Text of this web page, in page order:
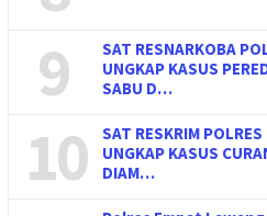
9
SAT RESNARKOBA
UNGKAP KASUS
SABU D…
10
SAT RESKRIM
UNGKAP KASUS
DIAM…